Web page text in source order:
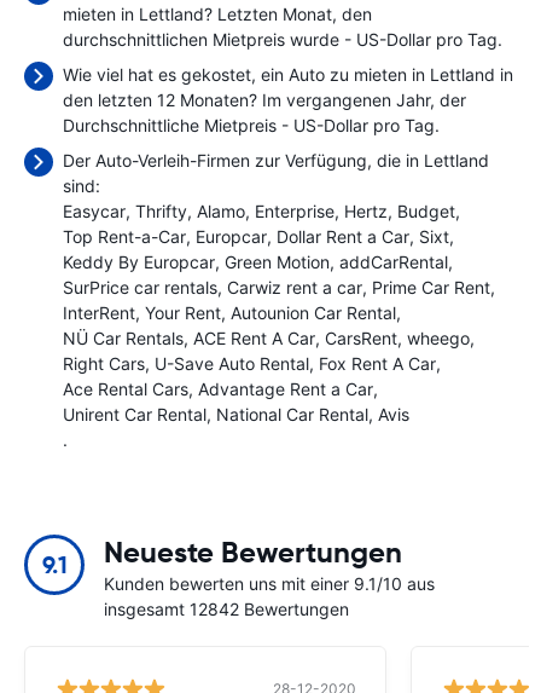
mieten in Lettland? Letzten Monat, den
durchschnittlichen Mietpreis wurde - US-Dollar pro Tag.
Wie viel hat es gekostet, ein Auto zu mieten in Lettland in
den letzten 12 Monaten? Im vergangenen Jahr, der
Durchschnittliche Mietpreis - US-Dollar pro Tag.
Der Auto-Verleih-Firmen zur Verfügung, die in Lettland
sind:
Easycar Thrifty Alamo Enterprise Hertz Budget
Top Rent-a-Car Europcar Dollar Rent a Car Sixt
Keddy By Europcar Green Motion addCarRental
SurPrice car rentals Carwiz rent a car Prime Car Rent
InterRent Your Rent Autounion Car Rental
NÜ Car Rentals ACE Rent A Car CarsRent wheego
Right Cars U-Save Auto Rental Fox Rent A Car
Ace Rental Cars Advantage Rent a Car
Unirent Car Rental National Car Rental Avis
.
9.1 Neueste Bewertungen
Kunden bewerten uns mit einer 9.1/10 aus
insgesamt 12842 Bewertungen
28-12-2020